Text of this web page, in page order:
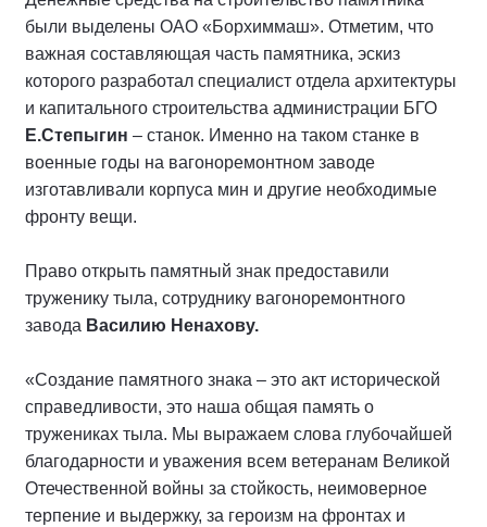
были выделены ОАО «Борхиммаш». Отметим, что
важная составляющая часть памятника, эскиз
которого разработал специалист отдела архитектуры
и капитального строительства администрации БГО
Е.Степыгин – станок. Именно на таком станке в
военные годы на вагоноремонтном заводе
изготавливали корпуса мин и другие необходимые
фронту вещи.
Право открыть памятный знак предоставили
труженику тыла, сотруднику вагоноремонтного
завода Василию Ненахову.
«Создание памятного знака – это акт исторической
справедливости, это наша общая память о
тружениках тыла. Мы выражаем слова глубочайшей
благодарности и уважения всем ветеранам Великой
Отечественной войны за стойкость, неимоверное
терпение и выдержку, за героизм на фронтах и